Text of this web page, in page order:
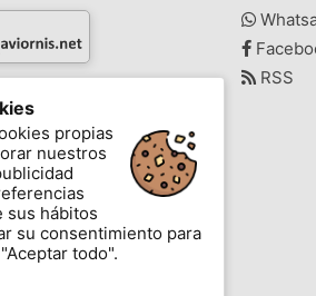
Mis favoritos Blog
RSS
propias
nuestros
sus hábitos
su consentimiento para
todo".